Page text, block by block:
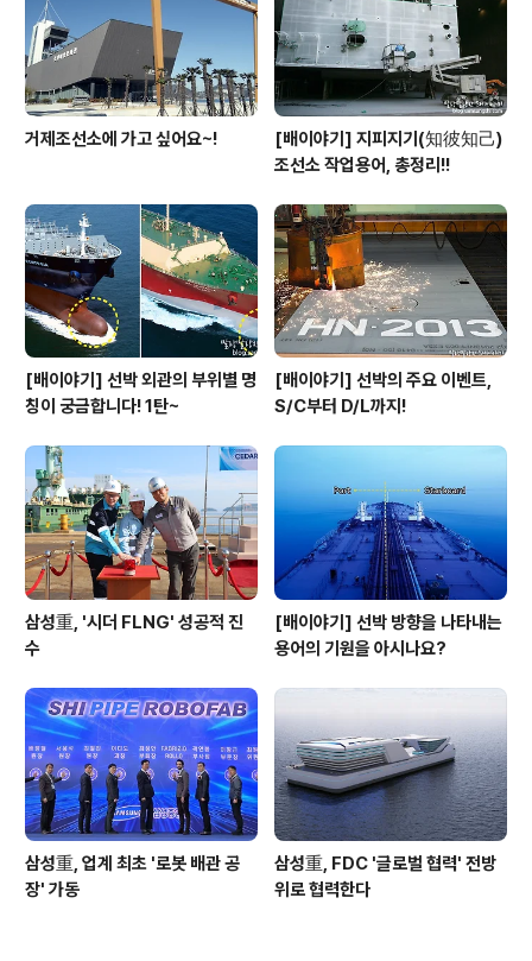
연을 맺은 경로당은 총 82개입니다. 삼성중공업 임직원들
은 평소에도 건강지기 봉사단을 비롯한 다양..
거제조선소에 가고 싶어요~!
[배이야기] 지피지기(知彼知己)
조선소 작업용어, 총정리!!
[배이야기] 선박 외관의 부위별 명
칭이 궁금합니다! 1탄~
[배이야기] 선박의 주요 이벤트,
S/C부터 D/L까지!
삼성重, '시더 FLNG' 성공적 진
수
[배이야기] 선박 방향을 나타내는
용어의 기원을 아시나요?
삼성重, 업계 최초 '로봇 배관 공
장' 가동
삼성重, FDC '글로벌 협력' 전방
위로 협력한다